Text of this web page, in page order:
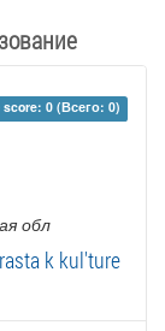
score: 0 (Всего: 0)
обл
k kul'ture